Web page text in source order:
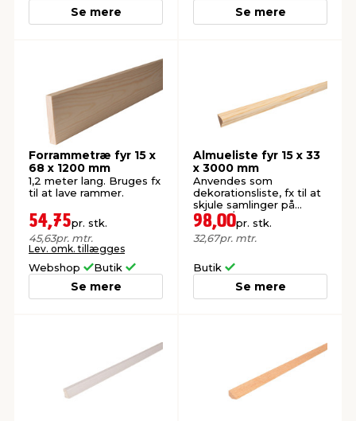
Se mere Se mere
Forrammetræ fyr 15 x
68 x 1200 mm
1,2 meter lang. Bruges fx
til at lave rammer.
54,75pr. stk.
45,63pr. mtr.
Lev. omk. tillægges
Webshop Butik
Se mere
Almueliste fyr 15 x 33
x 3000 mm
Anvendes som
dekorationsliste, fx til at
skjule samlinger på
vægge/paneler.
98,00pr. stk.
32,67pr. mtr.
Butik
Se mere